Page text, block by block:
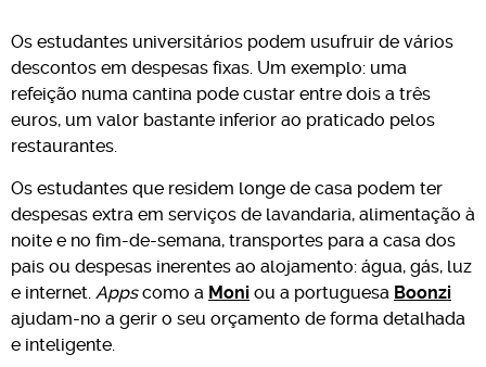
Os estudantes universitários podem usufruir de vários
descontos em despesas fixas. Um exemplo: uma
refeição numa cantina pode custar entre dois a três
euros, um valor bastante inferior ao praticado pelos
restaurantes.
Os estudantes que residem longe de casa podem ter
despesas extra em serviços de lavandaria, alimentação à
noite e no fim-de-semana, transportes para a casa dos
pais ou despesas inerentes ao alojamento: água, gás, luz
e internet. Appscomo a Moni ou a portuguesa Boonzi
ajudam-no a gerir o seu orçamento de forma detalhada
e inteligente.